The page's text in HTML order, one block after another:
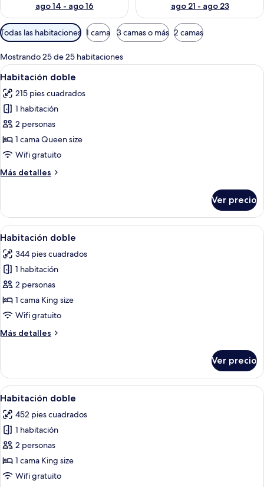
ago 14 - ago 16
ago 21 - ago 23
Filtros
disponibles
para
las
habitaciones
Todas las habitaciones 1 cama 3 camas o más 2 camas
Mostrando 25 de 25 habitaciones
Abrir
todas
las
fotos
de
Habitación
doble
Una habitación de hotel con
5
Habitación doble
215 pies cuadrados
1 habitación
2 personas
1 cama Queen size
Wifi gratuito
Más detalles
Más
doble
Ver precio
Abrir
todas
las
fotos
de
Habitación
doble
Habitación de hotel con cama, sofá,
5
Habitación doble
344 pies cuadrados
1 habitación
2 personas
1 cama King size
Wifi gratuito
Más detalles
Más
doble
Ver precio
Abrir
todas
las
fotos
de
Habitación
doble
Una habitación acogedora con
6
Habitación doble
452 pies cuadrados
1 habitación
2 personas
1 cama King size
Wifi gratuito